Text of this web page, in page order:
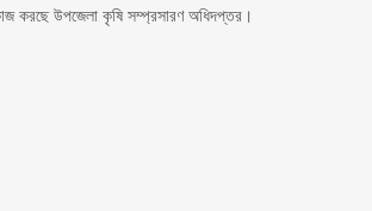
করছে উপজেলা কৃষি সম্প্রসারণ অধিদপ্তর।